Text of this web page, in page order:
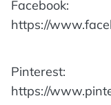
Facebook:
https://
Pinterest:
https://